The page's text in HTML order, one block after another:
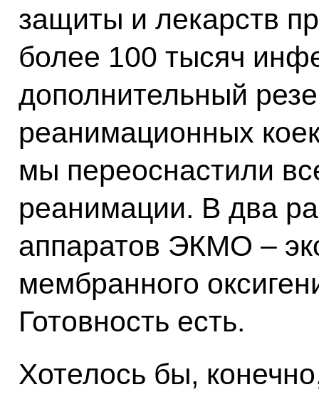
защиты и лекарств
более 100 тысяч
дополнительный
реанимационных
мы переоснастили
реанимации. В два
аппаратов ЭКМО –
мембранного
Готовность есть.
Хотелось бы,